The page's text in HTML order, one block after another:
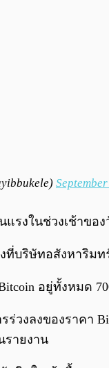
แรงในช่วงเช้าข
ที่บริษัทอสังหาริม
อยู่ทั้งหมด
รร่วงลงของราค
รายงาน